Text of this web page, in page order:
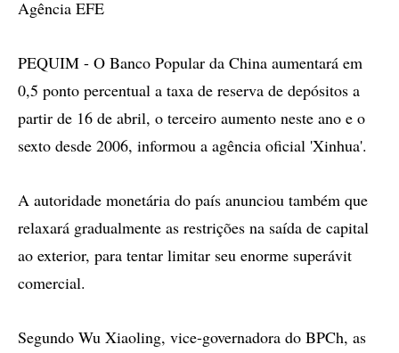
Agência EFE
PEQUIM - O Banco Popular da China aumentará em
0,5 ponto percentual a taxa de reserva de depósitos a
partir de 16 de abril, o terceiro aumento neste ano e o
sexto desde 2006, informou a agência oficial 'Xinhua'.
A autoridade monetária do país anunciou também que
relaxará gradualmente as restrições na saída de capital
ao exterior, para tentar limitar seu enorme superávit
comercial.
Segundo Wu Xiaoling, vice-governadora do BPCh, as